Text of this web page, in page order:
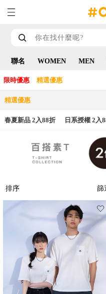
聯名 WOMEN MEN
限時優惠 精選優惠
精選優惠
春夏新品 2入88折 日系授權 2入
排序 篩